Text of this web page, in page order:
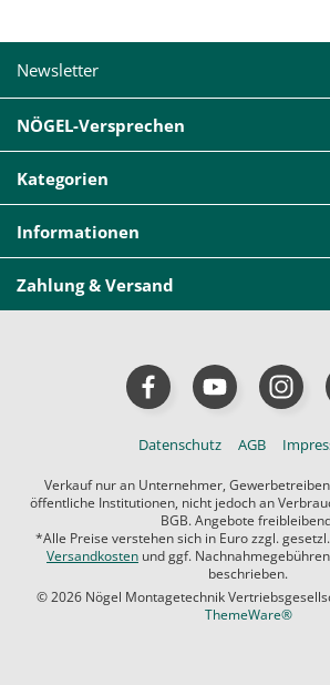
Newsletter
NÖGEL-Versprechen
Kategorien
Informationen
Zahlung & Versand
Datenschutz AGB
Verkauf nur an Unternehmer,
öffentliche Institutionen, nicht jedoch an
BGB. Angebote
*Alle Preise verstehen sich in Euro zzgl.
Versandkosten und ggf.
beschrieben.
© 2026 Nögel Montagetechnik
ThemeWare®